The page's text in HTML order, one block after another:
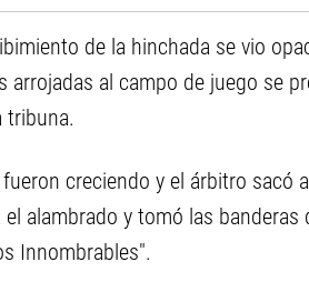
de la hinchada se vio
arrojadas al campo de juego se
tribuna.
creciendo y el árbitro sacó
alambrado y tomó las
Innombrables".